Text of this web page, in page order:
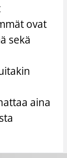
ovat
sekä
aina